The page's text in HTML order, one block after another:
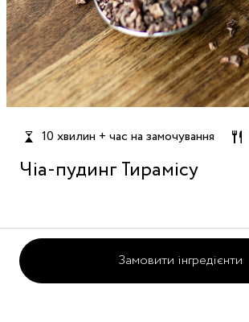
Замовити інгредієнти
10 хвилин + час на замочування
Чіа-пудинг Тирамісу